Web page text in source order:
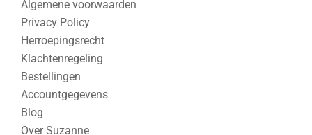
Algemene voorwaarden
Privacy Policy
Herroepingsrecht
Klachtenregeling
Bestellingen
Accountgegevens
Blog
Over Suzanne